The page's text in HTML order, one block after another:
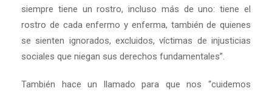
siempre tiene un rostro, incluso más de uno: tiene el
rostro de cada enfermo y enferma, también de quienes
se sienten ignorados, excluidos, víctimas de injusticias
sociales que niegan sus derechos fundamentales”.
También hace un llamado para que nos “cuidemos